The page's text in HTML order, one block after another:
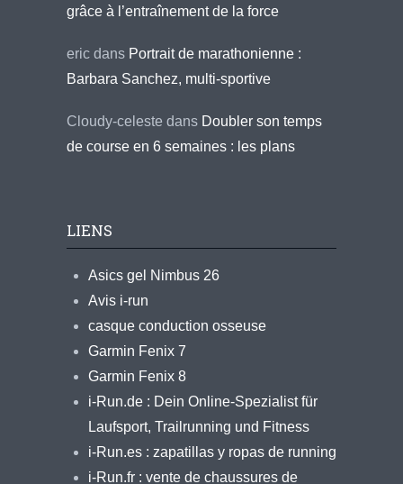
grâce à l’entraînement de la force
eric dans Portrait de marathonienne :
Barbara Sanchez, multi-sportive
Cloudy-celeste dans Doubler son temps
de course en 6 semaines : les plans
LIENS
Asics gel Nimbus 26
Avis i-run
casque conduction osseuse
Garmin Fenix 7
Garmin Fenix 8
i-Run.de : Dein Online-Spezialist für
Laufsport, Trailrunning und Fitness
i-Run.es : zapatillas y ropas de running
i-Run.fr : vente de chaussures de